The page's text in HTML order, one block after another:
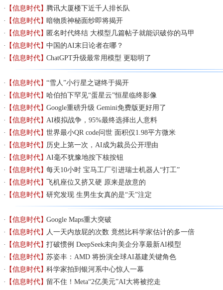
【信息时代】腾讯大厦楼下近千人排长队
【信息时代】暗物质神秘面纱即将揭开
【信息时代】 匿名时代终结 大模型几篇帖子就能识破你的马甲
【信息时代】中国的AI末日论者在哪？
【信息时代】ChatGPT升级最常用模型 更聪明了
【信息时代】“雪人”小行星之谜终于揭开
【信息时代】哈伯拍下罕见“蛋星云”恒星临终影像
【信息时代】Google重磅升级 Gemini免费版更好用了
【信息时代】AI模拟战争，95%最终选择出人意料
【信息时代】世界最小QR code问世 面积仅1.98平方微米
【信息时代】历史上第一次，AI成为裁员公开理由
【信息时代】AI毫不犹豫地按下核按钮
【信息时代】每天10小时 宝马工厂引进瑞士机器人“打工”
【信息时代】
飞机座位又挤又硬 原来是故意的
【信息时代】研究发现 生男生女真的是“天”注定
【信息时代】Google Maps重大突破
【信息时代】 人一天内放屁的次数 竟然比科学家估计的多一倍
【信息时代】打破惯例 DeepSeek未向美企分享最新AI模型
【信息时代】苏姿丰：AMD 将扮演全球AI基建关键角色
【信息时代】科学家拍到银河系中心惊人一幕
【信息时代】留不住！Meta“2亿美元”AI大将被挖走